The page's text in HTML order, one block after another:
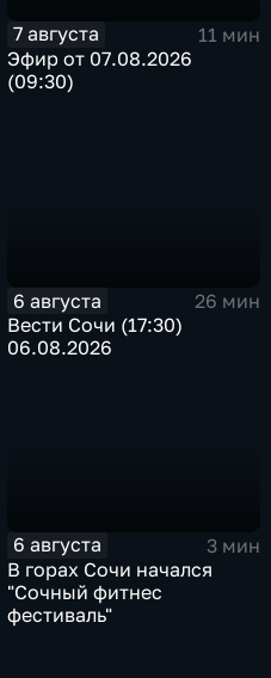
7 августа
11 мин
Эфир от 07.08.2026
(09:30)
6 августа
26 мин
Вести Сочи (17:30)
06.08.2026
6 августа
3 мин
В горах Сочи начался
"Сочный фитнес
фестиваль"